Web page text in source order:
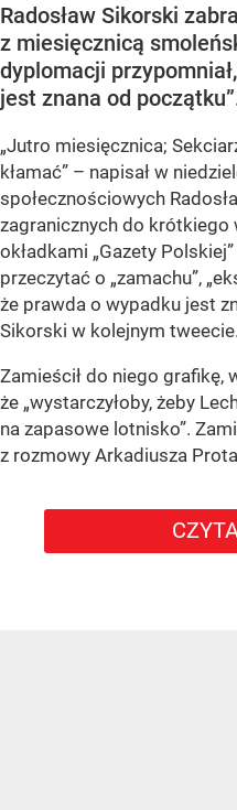
Radosław Sikorski
z miesięcznicą
dyplomacji
jest znana od
„Jutro miesięcznica;
kłamać” – napisał w
społecznościowych
zagranicznych do krótkiego
okładkami „Gazety
przeczytać o „zamachu”,
że prawda o wypadku jest
Sikorski w kolejnym tweecie.
Zamieścił do niego grafikę,
że „wystarczyłoby, żeby
na zapasowe lotnisko”.
z rozmowy Arkadiusza